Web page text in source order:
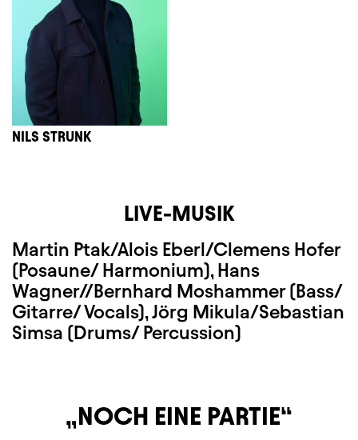
NILS STRUNK
LIVE-MUSIK
Martin Ptak/Alois Eberl/Clemens Hofer
(Posaune/ Harmonium), Hans
Wagner//Bernhard Moshammer (Bass/
Gitarre/ Vocals), Jörg Mikula/Sebastian
Simsa (Drums/ Percussion)
NOCH EINE PARTIE